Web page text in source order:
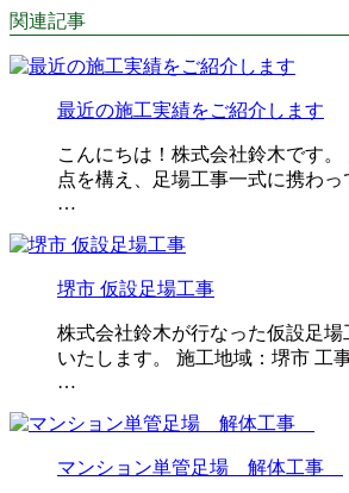
関連記事
最近の施工実績をご紹介します
こんにちは！株式会社鈴木です
点を構え、足場工事一式に携わ
…
堺市 仮設足場工事
株式会社鈴木が行なった仮設足
いたします。 施工地域：堺市 工
…
マンション単管足場 解体工事